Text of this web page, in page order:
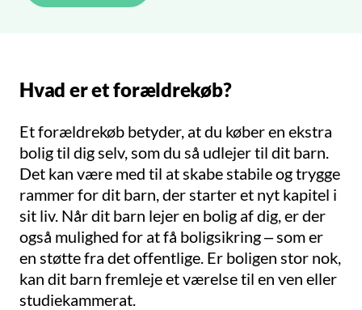
Hvad er et forældrekøb?
Et forældrekøb betyder, at du køber en ekstra
bolig til dig selv, som du så udlejer til dit barn.
Det kan være med til at skabe stabile og trygge
rammer for dit barn, der starter et nyt kapitel i
sit liv. Når dit barn lejer en bolig af dig, er der
også mulighed for at få boligsikring – som er
en støtte fra det offentlige. Er boligen stor nok,
kan dit barn fremleje et værelse til en ven eller
studiekammerat.